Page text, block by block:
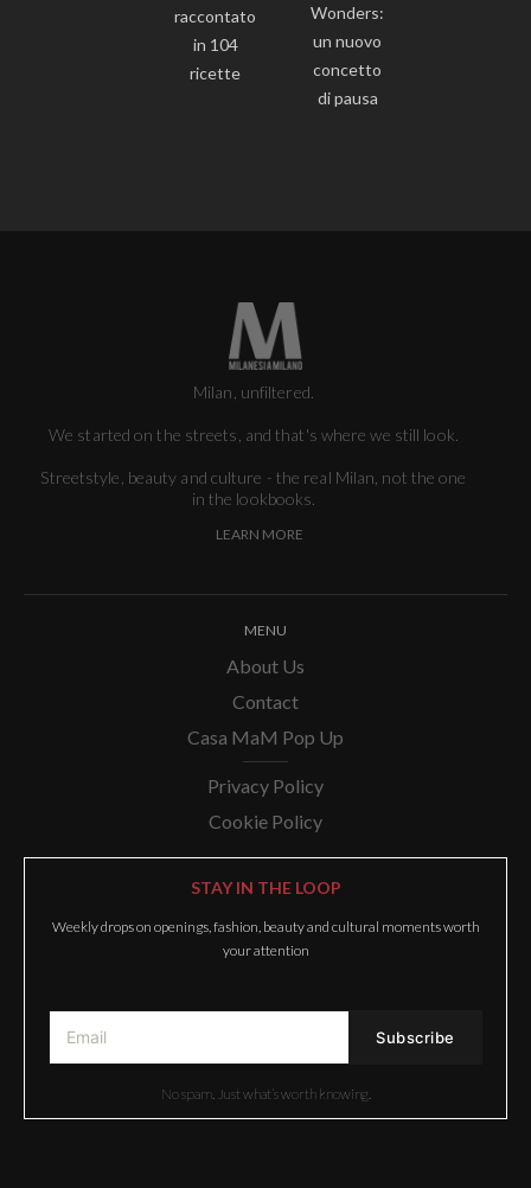
raccontato
in 104
ricette
Wonders:
un nuovo
concetto
di pausa
Milan, unfiltered.
We started on the streets, and that's where we still look.
Streetstyle, beauty and culture - the real Milan, not the one
in the lookbooks.
LEARN MORE
MENU
About Us
Contact
Casa MaM Pop Up
Privacy Policy
Cookie Policy
STAY IN THE LOOP
Weekly drops on openings, fashion, beauty and cultural moments worth
your attention
No spam. Just what’s worth knowing.